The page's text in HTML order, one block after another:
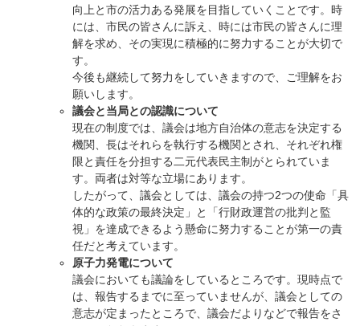
向上と市の活力ある発展を目指していくことです。時
には、市民の皆さんに訴え、時には市民の皆さんに理
解を求め、その実現に積極的に努力することが大切で
す。
今後も継続して努力をしていきますので、ご理解をお
願いします。
議会と当局との認識について
現在の制度では、議会は地方自治体の意志を決定する
機関、長はそれらを執行する機関とされ、それぞれ権
限と責任を分担する二元代表民主制がとられていま
す。両者は対等な立場にあります。
したがって、議会としては、議会の持つ2つの使命「具
体的な政策の最終決定」と「行財政運営の批判と監
視」を達成できるよう懸命に努力することが第一の責
任だと考えています。
原子力発電について
議会においても議論をしているところです。現時点で
は、報告するまでに至っていませんが、議会としての
意志が定まったところで、議会だよりなどで報告をさ